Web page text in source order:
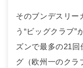
そのブンデスリー
う“ビッグクラブ”
ズンで最多の21
グ（欧州一のクラ